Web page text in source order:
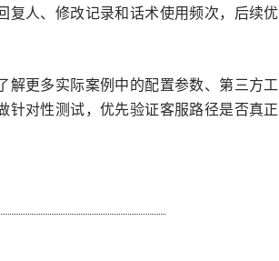
复人、修改记录和话术使用频次，后续优
更多实际案例中的配置参数、第三方工
对性测试，优先验证客服路径是否真正